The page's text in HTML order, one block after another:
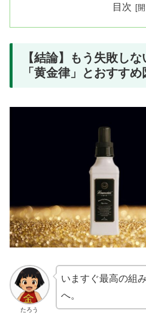
目次
【結論】もう失敗し
「黄金律」とおすすめ
たろう
いますぐ最高の組
へ。